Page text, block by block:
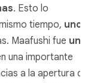
. Esto lo
tiempo, uno
Maafushi fue
una importante
a la apertura